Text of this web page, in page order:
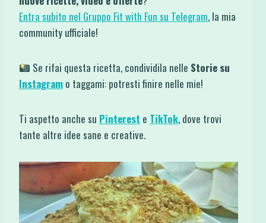
Entra subito nel Gruppo Fit with Fun su Telegram, la mia
community ufficiale!
Se rifai questa ricetta, condividila nelle Storie su
Instagram o taggami: potresti finire nelle mie!
Ti aspetto anche su Pinterest e TikTok, dove trovi
tante altre idee sane e creative.